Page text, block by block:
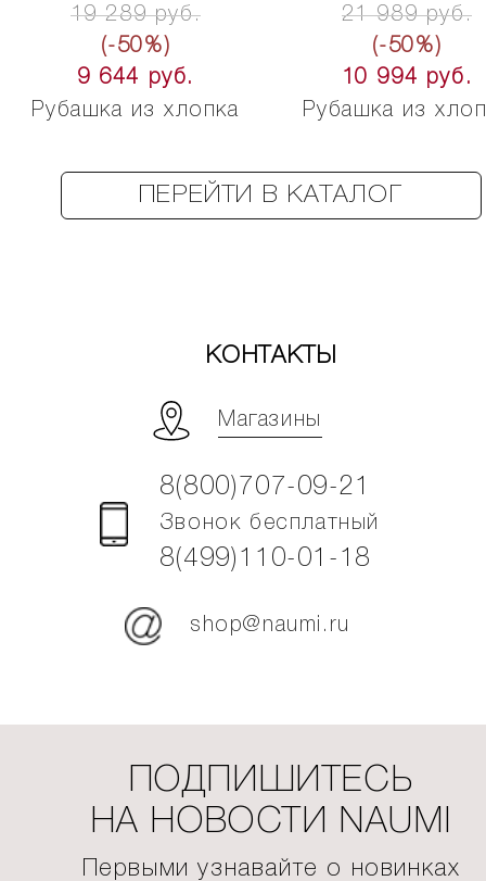
19 289 руб.
(-50%)
9 644 руб.
Рубашка из хлопка
21 989 руб.
(-50%)
10 994 руб.
Рубашка из
ПЕРЕЙТИ В КАТАЛОГ
КОНТАКТЫ
Магазины
8(800)707-09-21
Звонок бесплатный
8(499)110-01-18
shop@naumi.ru
ПОДПИШИТЕСЬ
НА НОВОСТИ NAUMI
Первыми узнавайте о новинках